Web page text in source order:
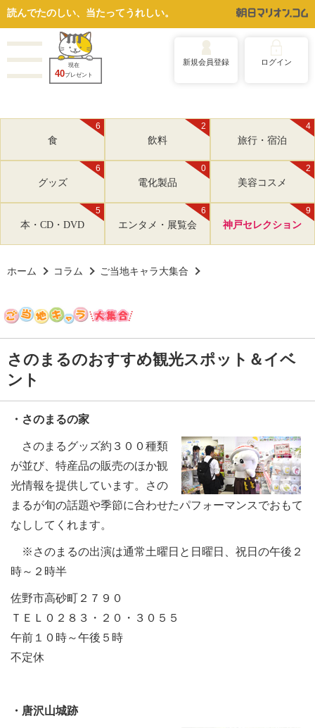
読んでたのしい、当たってうれしい。
現在
40プレゼント
新規会員登録 ログイン
6
食
2
飲料
4
旅行・宿泊
6
グッズ
0
電化製品
2
美容コスメ
5
本・CD・DVD
6
エンタメ・展覧会
9
神戸セレクション
ホーム コラム ご当地キャラ大集合
さのまるのおすすめ観光スポット＆イベ
ント
・さのまるの家
さのまるグッズ約３００種類
が並び、特産品の販売のほか観
光情報を提供しています。さの
まるが旬の話題や季節に合わせたパフォーマンスでおもて
なししてくれます。
※さのまるの出演は通常土曜日と日曜日、祝日の午後２
時～２時半
佐野市高砂町２７９０
ＴＥＬ０２８３・２０・３０５５
午前１０時～午後５時
不定休
・唐沢山城跡